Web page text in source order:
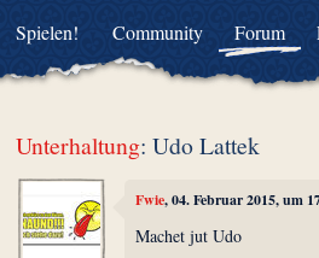
Community Forum
Spielen!
Unterhaltung: Udo Lattek
Fwie, 04. Februar 2015, um
Machet jut Udo